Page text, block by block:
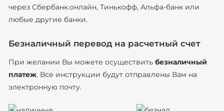
через Сбербанк.онлайн, Тинькофф, Альфа-банк или
любые другие банки.
Безналичный перевод на расчетный счет
При желании Вы можете осуществить безналичный
платеж. Все инструкции будут отправлены Вам на
электронную почту.